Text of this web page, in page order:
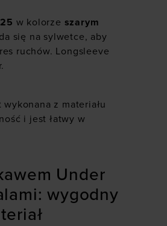
w kolorze szarym
się na sylwetce, aby
ruchów. Longsleeve
z materiału
i jest łatwy w
Under
wygodny